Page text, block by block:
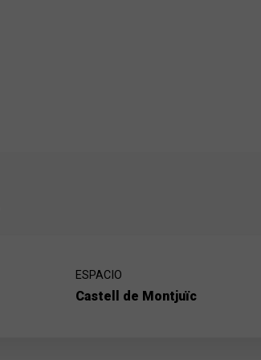
ESPACIO
Castell de Montjuïc